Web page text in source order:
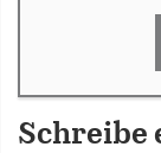
Schreibe